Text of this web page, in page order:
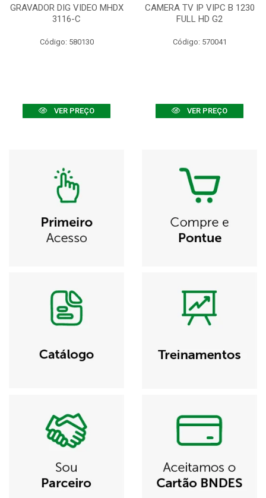
GRAVADOR DIG VIDEO MHDX
3116-C
Código: 580130
VER PREÇO
CAMERA TV IP VIPC B 1230
FULL HD G2
Código: 570041
VER PREÇO